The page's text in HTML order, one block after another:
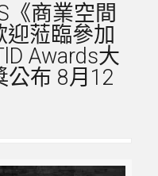
《商業空間
迎蒞臨參加
Awards大
公布 8月12